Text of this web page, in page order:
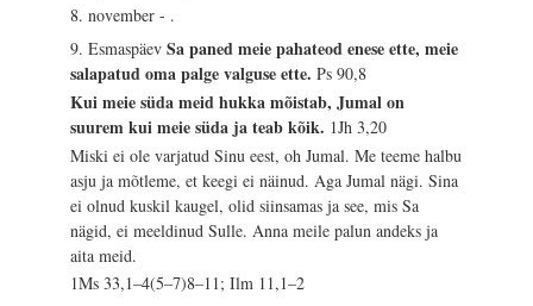
8. november - .
9. EsmaspäevSa paned meie pahateod enese ette, meie
salapatud oma palge valguse ette.Ps 90,8
Kui meie süda meid hukka mõistab, Jumal on
suurem kui meie süda ja teab kõik. 1Jh 3,20
Miski ei ole varjatud Sinu eest, oh Jumal. Me teeme halbu
asju ja mõtleme, et keegi ei näinud. Aga Jumal nägi. Sina
ei olnud kuskil kaugel, olid siinsamas ja see, mis Sa
nägid, ei meeldinud Sulle. Anna meile palun andeks ja
aita meid.
1Ms 33,1–4(5–7)8–11; Ilm 11,1–2